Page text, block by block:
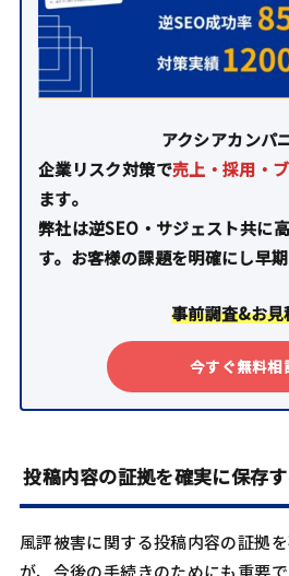
アクシアカンパ
企業リスク対策で売上・採用・
ます。
弊社は逆SEO・サジェスト共に
す。お客様の課題を明確にし早期
事前調査&お見
今すぐ無料相
投稿内容の証拠を確実に保存
風評被害に関する投稿内容の証拠